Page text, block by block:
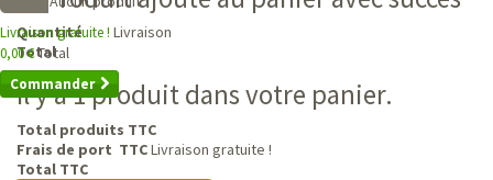
Livraison gratuite ! Livraison
0,00 €Total
Commander
Quantité
Total
Il y a 1 produit dans votre panier.
Total produits TTC
Frais de port TTCLivraison gratuite !
Total TTC